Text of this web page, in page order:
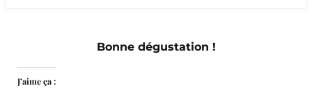
Bonne dégustation !
J’aime ça :